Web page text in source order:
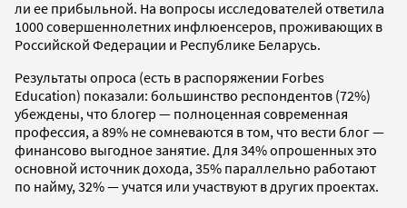
ли ее прибыльной. На вопросы исследователей ответила
1000 совершеннолетних инфлюенсеров, проживающих в
Российской Федерации и Республике Беларусь.
Результаты опроса (есть в распоряжении Forbes
Education) показали: большинство респондентов (72%)
убеждены, что блогер — полноценная современная
профессия, а 89% не сомневаются в том, что вести блог —
финансово выгодное занятие. Для 34% опрошенных это
основной источник дохода, 35% параллельно работают
по найму, 32% — учатся или участвуют в других проектах.